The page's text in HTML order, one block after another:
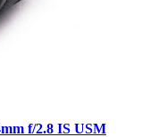
f/2.8 IS USM